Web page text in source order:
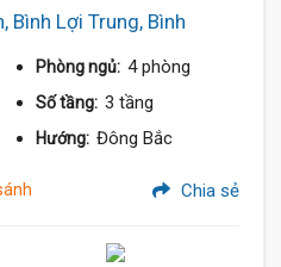
Bình Lợi Trung, Bình
Phòng ngủ: 4 phòng
Số tầng: 3 tầng
Hướng: Đông Bắc
Chia sẻ